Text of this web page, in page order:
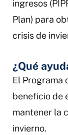
ingresos
Plan) para
crisis de
¿Qué
El Programa
beneficio de
mantener la
invierno.